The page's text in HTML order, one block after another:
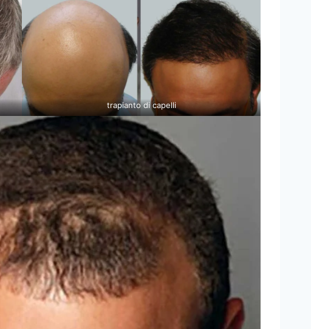
trapianto di capelli